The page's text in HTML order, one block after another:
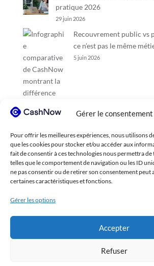
Gérer le consentement
Pour offrir les meilleures expériences, nous utilisons
que les cookies pour stocker et/ou accéder aux
fait de consentir à ces technologies nous permettra
telles que le comportement de navigation ou les ID
ne pas consentir ou de retirer son consentement peut
certaines caractéristiques et fonctions.
Gérer les options
Accepter
Refuser
pratique 2026
29 juin 2026
Recouvrement public vs
ce n’est pas le même
5 juin 2026